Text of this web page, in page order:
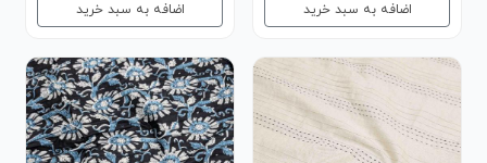
اضافه به سبد خرید اضافه به سبد خرید